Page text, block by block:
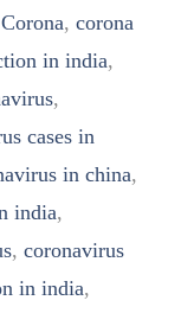
Corona, corona
in india,
,
cases in
in china,
india,
, coronavirus
in india,